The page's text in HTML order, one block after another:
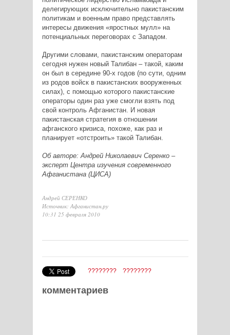
делегирующих исключительно пакистанским
политикам и военным право представлять
интересы движения «яростных мулл» на
потенциальных переговорах с Западом.
Другими словами, пакистанским операторам
сегодня нужен новый Талибан – такой, каким
он был в середине 90-х годов (по сути, одним
из родов войск в пакистанских вооруженных
силах), с помощью которого пакистанские
операторы один раз уже смогли взять под
свой контроль Афганистан. И новая
пакистанская стратегия в отношении
афганского кризиса, похоже, как раз и
планирует «отстроить» такой Талибан.
Об авторе: Андрей Николаевич Серенко –
эксперт Центра изучения современного
Афганистана (ЦИСА)
Андрей СЕРЕНКО
Источник: Афганистан.ру
10:31 25 февраля 2010
???????? ????????
комментариев